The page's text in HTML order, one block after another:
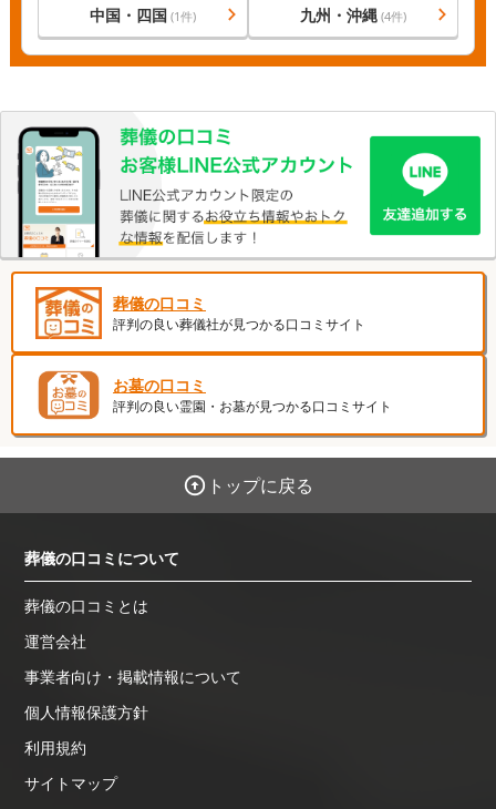
中国・四国 (1件) 九州・沖縄 (4件)
葬儀の口コミ
評判の良い葬儀社が見つかる口コミサイト
お墓の口コミ
評判の良い霊園・お墓が見つかる口コミサイト
トップに戻る
葬儀の口コミについて
葬儀の口コミとは
運営会社
事業者向け・掲載情報について
個人情報保護方針
利用規約
サイトマップ